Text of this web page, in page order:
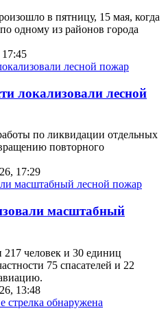
в пятницу, 15 мая, когда
одному из районов города
локализовали лесной
по ликвидации отдельных
повторного
17:29
масштабный
человек и 30 единиц
75 спасателей и 22
13:48